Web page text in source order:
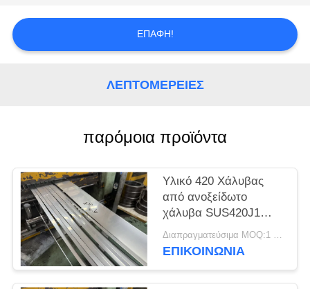
ΖΗΤΉΣΤΕ
ΑΠΌΣΠΑΣΜΑ
SITEMAP
PRIVACY
POLICY
ΕΠΑΦΉ!
ΛΕΠΤΟΜΈΡΕΙΕΣ
παρόμοια προϊόντα
Υλικό 420 Χάλυβας
από ανοξείδωτο
χάλυβα SUS420J1
SUS420J2
Στρογγυλοκύλινδρο
Διαπραγματεύσιμα MOQ:1 τόνος
ΕΠΙΚΟΙΝΩΝΊΑ